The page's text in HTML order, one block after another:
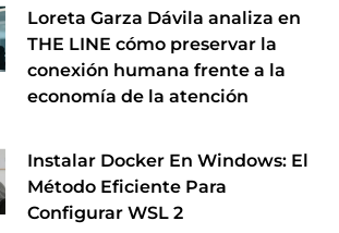
Loreta Garza Dávila analiza en
THE LINE cómo preservar la
conexión humana frente a la
economía de la atención
Instalar Docker En Windows: El
Método Eficiente Para
Configurar WSL 2